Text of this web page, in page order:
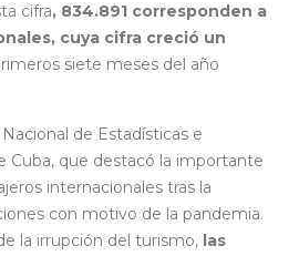
cifra, 834.891 corresponden a
cuya cifra creció un
siete meses del año
de Estadísticas e
Cuba, que destacó la importante
internacionales tras la
con motivo de la pandemia.
la irrupción del turismo, las